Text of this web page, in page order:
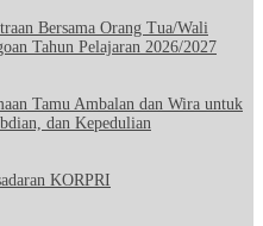
Bersama Orang Tua/Wali
Tahun Pelajaran 2026/2027
Tamu Ambalan dan Wira untuk
dan Kepedulian
KORPRI